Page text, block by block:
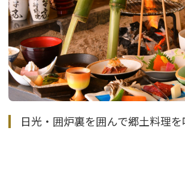
日光・囲炉裏を囲んで郷土料理を